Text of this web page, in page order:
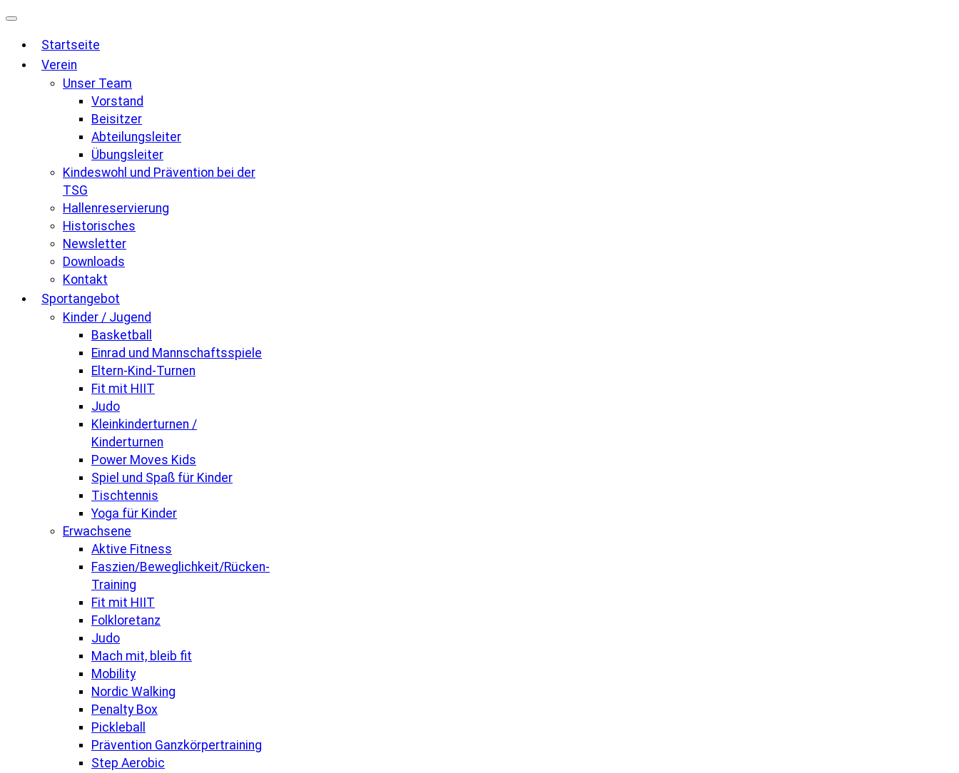
Zum
springenStartseite
Verein
Unser Team
Vorstand
Beisitzer
Abteilungsleiter
Übungsleiter
Kindeswohl und Prävention bei der
TSG
Hallenreservierung
Historisches
Newsletter
Downloads
Kontakt
Sportangebot
Kinder / Jugend
Basketball
Einrad und Mannschaftsspiele
Eltern-Kind-Turnen
Fit mit HIIT
Judo
Kleinkinderturnen /
Kinderturnen
Power Moves Kids
Spiel und Spaß für Kinder
Tischtennis
Yoga für Kinder
Erwachsene
Aktive Fitness
Faszien/Beweglichkeit/Rücken-
Training
Fit mit HIIT
Folkloretanz
Judo
Mach mit, bleib fit
Mobility
Nordic Walking
Penalty Box
Pickleball
Prävention Ganzkörpertraining
Step Aerobic